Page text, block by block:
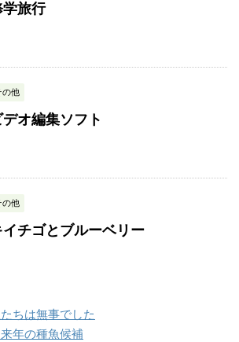
学旅行
の他
デオ編集ソフト
の他
イチゴとブルーベリー
ちは無事でした
年の種魚候補